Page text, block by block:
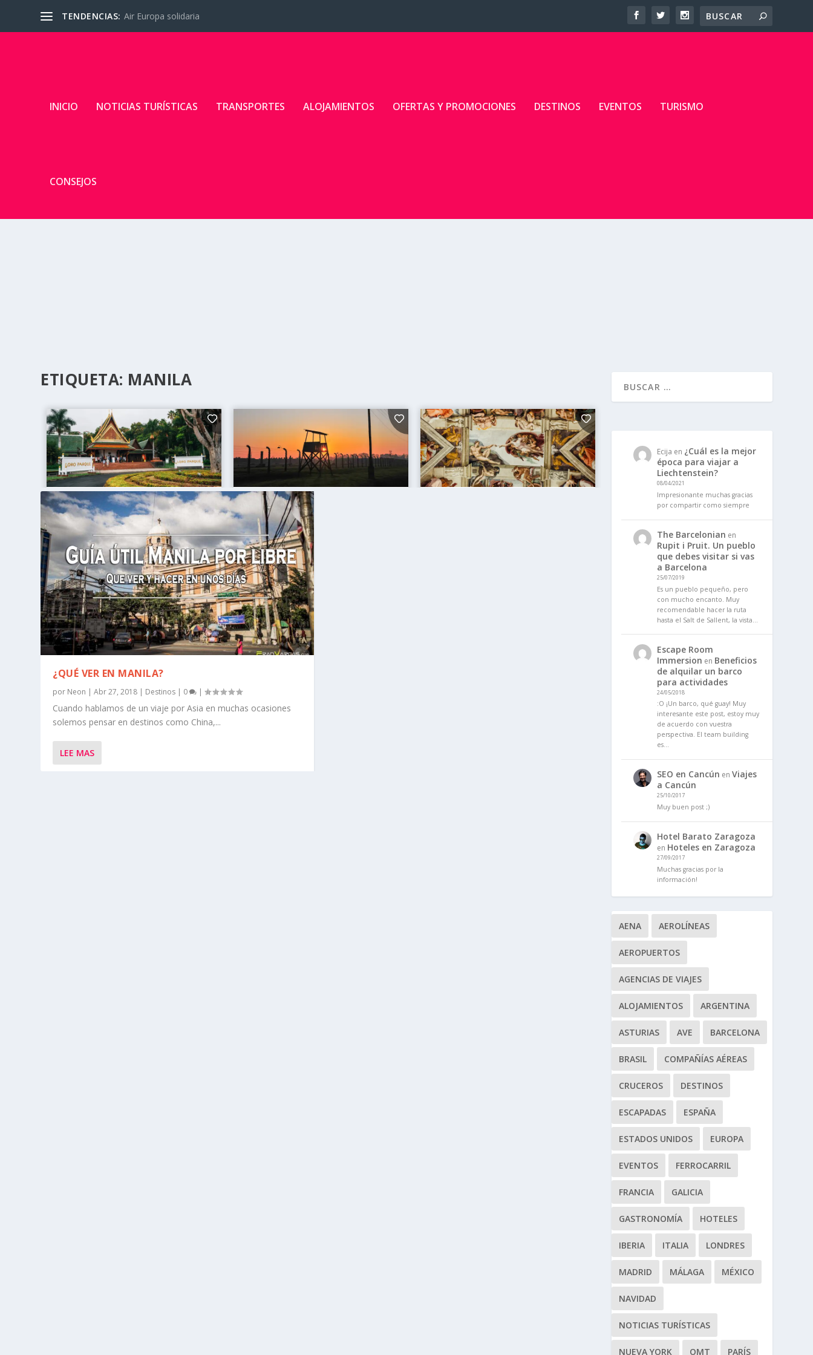
TENDENCIAS: Air Europa solidaria
INICIO NOTICIAS TURÍSTICAS TRANSPORTES ALOJAMIENTOS OFERTAS Y PROMOCIONES DESTINOS EVENTOS TURISMO
CONSEJOS
ETIQUETA: MANILA
¿QUÉ VER EN MANILA?
por Neon |Abr 27, 2018 | Destinos | 0 |
Cuando hablamos de un viaje por Asia en muchas ocasiones
solemos pensar en destinos como China,...
LEE MAS
Ecija en ¿Cuál es la mejor
época para viajar a
Liechtenstein?
08/04/2021
Impresionante muchas gracias
por compartir como siempre
The Barcelonian en
Rupit i Pruit. Un pueblo
que debes visitar si vas
a Barcelona
25/07/2019
Es un pueblo pequeño, pero
con mucho encanto. Muy
recomendable hacer la ruta
hasta el Salt de Sallent, la vista…
Escape Room
Immersion en Beneficios
de alquilar un barco
para actividades
24/05/2018
:O ¡Un barco, qué guay! Muy
interesante este post, estoy muy
de acuerdo con vuestra
perspectiva. El team building
es…
SEO en Cancún en Viajes
a Cancún
25/10/2017
Muy buen post ;)
Hotel Barato Zaragoza
en Hoteles en Zaragoza
27/09/2017
Muchas gracias por la
información!
AENA AEROLÍNEAS
AEROPUERTOS
AGENCIAS DE VIAJES
ALOJAMIENTOS ARGENTINA
ASTURIAS AVE BARCELONA
BRASIL COMPAÑÍAS AÉREAS
CRUCEROS DESTINOS
ESCAPADAS ESPAÑA
ESTADOS UNIDOS EUROPA
EVENTOS FERROCARRIL
FRANCIA GALICIA
GASTRONOMÍA HOTELES
IBERIA ITALIA LONDRES
MADRID MÁLAGA MÉXICO
NAVIDAD
NOTICIAS TURÍSTICAS
NUEVA YORK OMT PARÍS